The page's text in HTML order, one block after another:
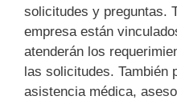
solicitudes y preguntas.
empresa están
atenderán los
las solicitudes. También
asistencia médica,